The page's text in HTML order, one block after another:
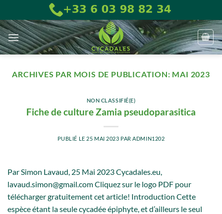
au
contenu
ARCHIVES PAR MOIS DE PUBLICATION: MAI 2023
NON CLASSIFIÉ(E)
Fiche de culture Zamia pseudoparasitica
PUBLIÉ LE 25 MAI 2023 PAR ADMIN1202
Par Simon Lavaud, 25 Mai 2023 Cycadales.eu,
lavaud.simon@gmail.com Cliquez sur le logo PDF pour
télécharger gratuitement cet article! Introduction Cette
espèce étant la seule cycadée épiphyte, et d’ailleurs le seul